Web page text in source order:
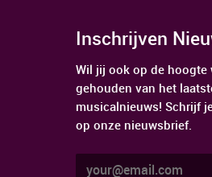
Inschrijven
Wil jij ook op de hoogte
gehouden van het
musicalnieuws! Schrijf
op onze nieuwsbrief.